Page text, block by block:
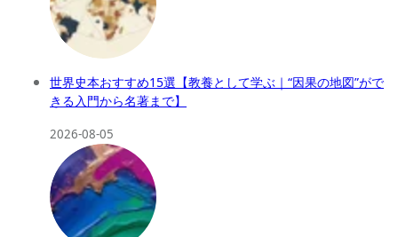
世界史本おすすめ15選【教養として学ぶ｜“因果の地図”がで
きる入門から名著まで】
2026-08-05